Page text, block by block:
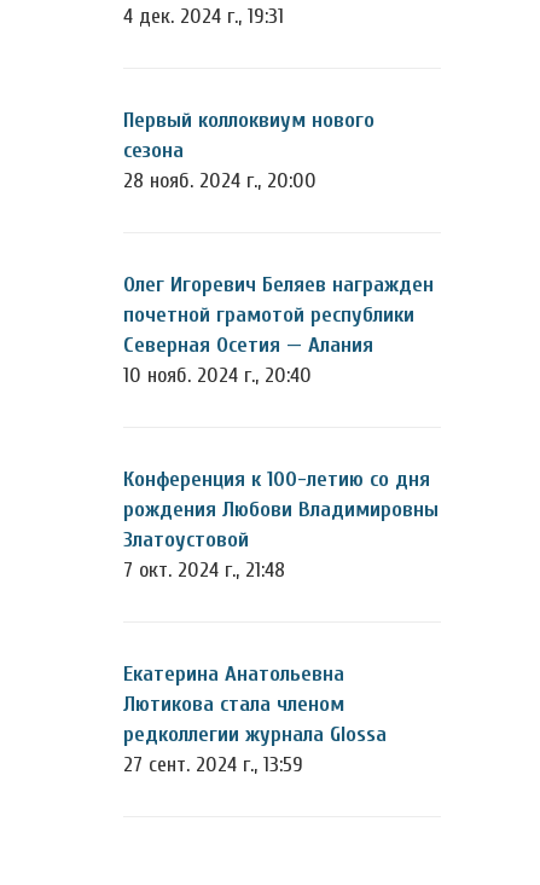
4 дек. 2024 г., 19:31
Первый коллоквиум нового
сезона
28 нояб. 2024 г., 20:00
Олег Игоревич Беляев награжден
почетной грамотой республики
Северная Осетия — Алания
10 нояб. 2024 г., 20:40
Конференция к 100-летию со дня
рождения Любови Владимировны
Златоустовой
7 окт. 2024 г., 21:48
Екатерина Анатольевна
Лютикова стала членом
редколлегии журнала Glossa
27 сент. 2024 г., 13:59